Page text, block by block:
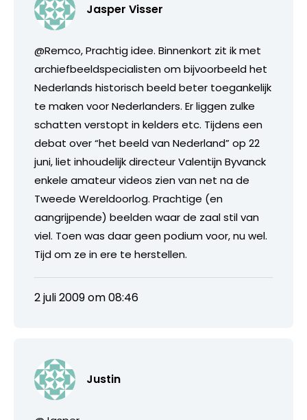
Jasper Visser
@Remco, Prachtig idee. Binnenkort zit ik met
archiefbeeldspecialisten om bijvoorbeeld het
Nederlands historisch beeld beter toegankelijk
te maken voor Nederlanders. Er liggen zulke
schatten verstopt in kelders etc. Tijdens een
debat over “het beeld van Nederland” op 22
juni, liet inhoudelijk directeur Valentijn Byvanck
enkele amateur videos zien van net na de
Tweede Wereldoorlog. Prachtige (en
aangrijpende) beelden waar de zaal stil van
viel. Toen was daar geen podium voor, nu wel.
Tijd om ze in ere te herstellen.
2 juli 2009 om 08:46
Justin